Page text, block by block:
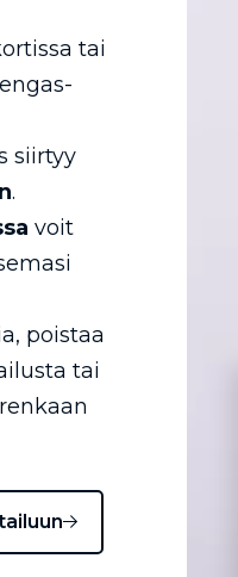
tai
siirtyy
.
voit
poistaa
tai